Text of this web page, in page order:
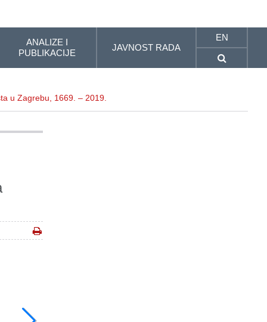
ANALIZE I
PUBLIKACIJE
JAVNOST RADA
EN
u Zagrebu, 1669. – 2019.